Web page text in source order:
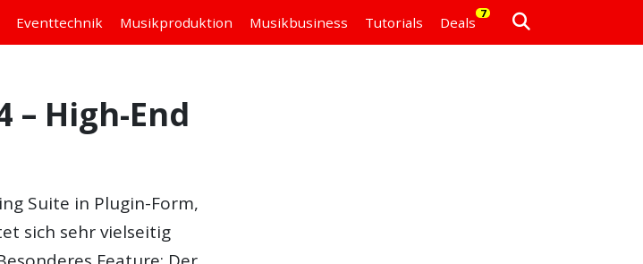
Eventtechnik Musikproduktion Musikbusiness Tutorials Deals
7
High-End
Suite in Plugin-Form,
sich sehr vielseitig